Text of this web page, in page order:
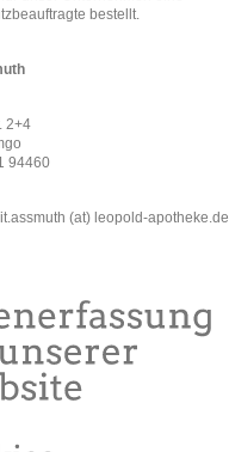
bestellt.
2+4
94460
(at) leopold-apotheke.de